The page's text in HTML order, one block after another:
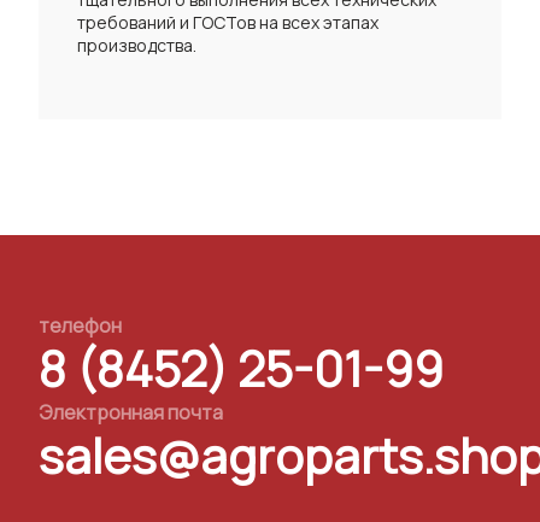
требований и ГОСТов на всех этапах
производства.
телефон
8 (8452) 25-01-99
Электронная почта